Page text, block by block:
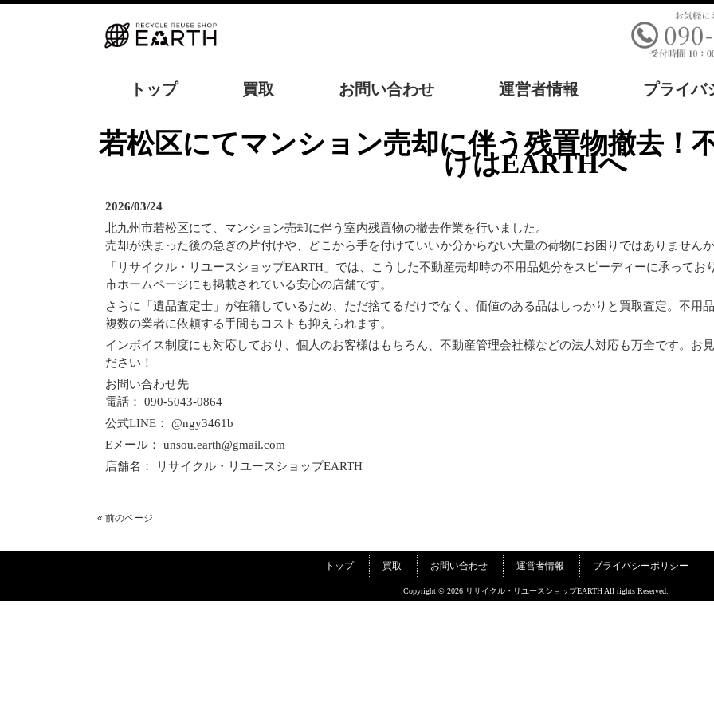
トップ 買取 お問い合わせ 運営者情報 プライバ
若松区にてマンション売却に伴う残置物撤去！不動産売却前のお片付
けはEARTHへ
2026/03/24
北九州市若松区にて、マンション売却に伴う室内残置物の撤去作業を行いました。
売却が決まった後の急ぎの片付けや、どこから手を付けていいか分からない大量の荷物にお困りではありませんか
「リサイクル・リユースショップEARTH」では、こうした不動産売却時の不用品処分をスピーディーに承ってお
市ホームページにも掲載されている安心の店舗です。
さらに「遺品査定士」が在籍しているため、ただ捨てるだけでなく、価値のある品はしっかりと買取査定。不用
複数の業者に依頼する手間もコストも抑えられます。
インボイス制度にも対応しており、個人のお客様はもちろん、不動産管理会社様などの法人対応も万全です。お
ださい！
お問い合わせ先
電話： 090-5043-0864
公式LINE： @ngy3461b
Eメール： unsou.earth@gmail.com
店舗名： リサイクル・リユースショップEARTH
« 前のページ
トップ 買取 お問い合わせ 運営者情報 プライバシーポリシー
Copyright © 2026 リサイクル・リユースショップEARTH All rights Reserved.